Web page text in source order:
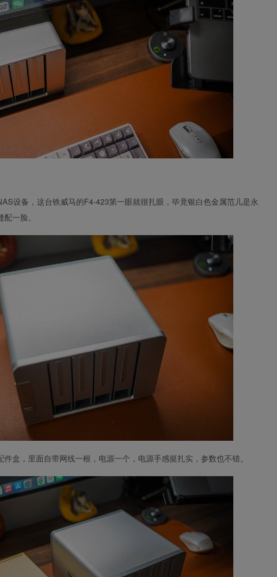
设备，这台铁威马的F4-423第一眼就很扎眼，毕竟银白色金属范儿是永
一脸。
盒，里面自带网线一根，电源一个，电源手感挺扎实，参数也不错。